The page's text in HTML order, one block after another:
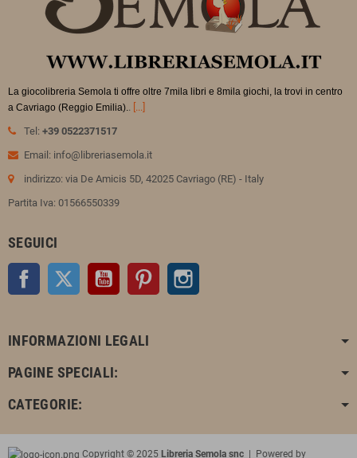
La giocolibreria Semola ti offre oltre 7mila libri e 8mila giochi, la trovi in centro
a Cavriago (Reggio Emilia). . [...]
Tel: +39 0522371517
Email: info@libreriasemola.it
indirizzo: via De Amicis 5D, 42025 Cavriago (RE) - Italy
Partita Iva: 01566550339
SEGUICI
Facebook Twitter YouTube Pinterest
INFORMAZIONI LEGALI
PAGINE SPECIALI:
CATEGORIE:
Copyright © 2025 Libreria Semola snc | Powered by